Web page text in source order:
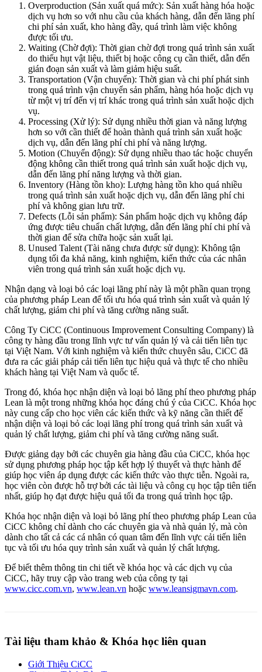
Overproduction (Sản xuất quá mức): Sản xuất hàng hóa hoặc
dịch vụ hơn so với nhu cầu của khách hàng, dẫn đến lãng phí
chi phí sản xuất, kho hàng đầy, quá trình làm việc không
được tối ưu.
Waiting (Chờ đợi): Thời gian chờ đợi trong quá trình sản xuất
do thiếu hụt vật liệu, thiết bị hoặc công cụ cần thiết, dẫn đến
gián đoạn sản xuất và làm giảm hiệu suất.
Transportation (Vận chuyển): Thời gian và chi phí phát sinh
trong quá trình vận chuyển sản phẩm, hàng hóa hoặc dịch vụ
từ một vị trí đến vị trí khác trong quá trình sản xuất hoặc dịch
vụ.
Processing (Xử lý): Sử dụng nhiều thời gian và năng lượng
hơn so với cần thiết để hoàn thành quá trình sản xuất hoặc
dịch vụ, dẫn đến lãng phí chi phí và năng lượng.
Motion (Chuyển động): Sử dụng nhiều thao tác hoặc chuyển
động không cần thiết trong quá trình sản xuất hoặc dịch vụ,
dẫn đến lãng phí năng lượng và thời gian.
Inventory (Hàng tồn kho): Lượng hàng tồn kho quá nhiều
trong quá trình sản xuất hoặc dịch vụ, dẫn đến lãng phí chi
phí và không gian lưu trữ.
Defects (Lỗi sản phẩm): Sản phẩm hoặc dịch vụ không đáp
ứng được tiêu chuẩn chất lượng, dẫn đến lãng phí chi phí và
thời gian để sửa chữa hoặc sản xuất lại.
Unused Talent (Tài năng chưa được sử dụng): Không tận
dụng tối đa khả năng, kinh nghiệm, kiến thức của các nhân
viên trong quá trình sản xuất hoặc dịch vụ.
Nhận dạng và loại bỏ các loại lãng phí này là một phần quan trọng
của phương pháp Lean để tối ưu hóa quá trình sản xuất và quản lý
chất lượng, giảm chi phí và tăng cường năng suất.
Công Ty CiCC (Continuous Improvement Consulting Company) là
công ty hàng đầu trong lĩnh vực tư vấn quản lý và cải tiến liên tục
tại Việt Nam. Với kinh nghiệm và kiến thức chuyên sâu, CiCC đã
đưa ra các giải pháp cải tiến liên tục hiệu quả và thực tế cho nhiều
khách hàng tại Việt Nam và quốc tế.
Trong đó, khóa học nhận diện và loại bỏ lãng phí theo phương pháp
Lean là một trong những khóa học đáng chú ý của CiCC. Khóa học
này cung cấp cho học viên các kiến thức và kỹ năng cần thiết để
nhận diện và loại bỏ các loại lãng phí trong quá trình sản xuất và
quản lý chất lượng, giảm chi phí và tăng cường năng suất.
Được giảng dạy bởi các chuyên gia hàng đầu của CiCC, khóa học
sử dụng phương pháp học tập kết hợp lý thuyết và thực hành để
giúp học viên áp dụng được các kiến thức vào thực tiễn. Ngoài ra,
học viên còn được hỗ trợ bởi các tài liệu và công cụ học tập tiên tiến
nhất, giúp họ đạt được hiệu quả tối đa trong quá trình học tập.
Khóa học nhận diện và loại bỏ lãng phí theo phương pháp Lean của
CiCC không chỉ dành cho các chuyên gia và nhà quản lý, mà còn
dành cho tất cả các cá nhân có quan tâm đến lĩnh vực cải tiến liên
tục và tối ưu hóa quy trình sản xuất và quản lý chất lượng.
Để biết thêm thông tin chi tiết về khóa học và các dịch vụ của
CiCC, hãy truy cập vào trang web của công ty tại
www.cicc.com.vn, www.lean.vn hoặc www.leansigmavn.com.
Tài liệu tham khảo & Khóa học liên quan
Giới Thiệu CiCC